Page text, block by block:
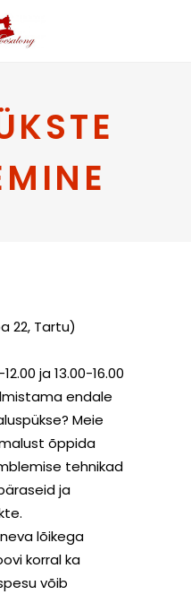
22, Tartu)
ja 13.00-16.00
endale
Meie
õppida
tehnikad
ja
lõikega
korral ka
võib